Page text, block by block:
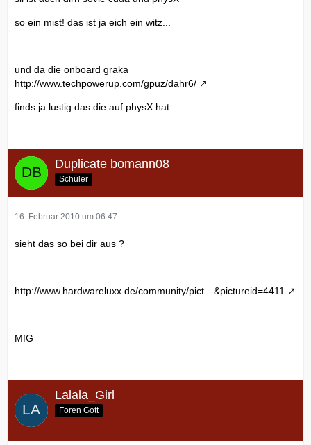
so ein mist! das ist ja eich ein witz...
und da die onboard graka
http://www.techpowerup.com/gpuz/dahr6/
finds ja lustig das die auf physX hat...
Duplicate bomann08
Schüler
16. Februar 2010 um 06:47
sieht das so bei dir aus ?
http://www.hardwareluxx.de/community/pict…&pictureid=4411
MfG
Lalala_Girl
Foren Gott